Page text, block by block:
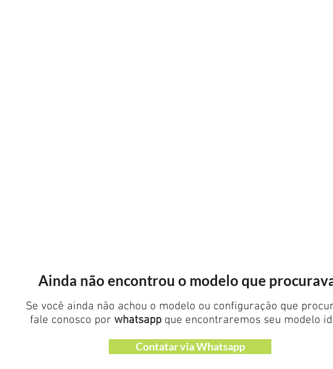
Ainda não encontrou o modelo que
Se você ainda não achou o modelo ou configuração que
fale conosco por whatsapp que encontraremos seu modelo
Contatar via Whatsapp